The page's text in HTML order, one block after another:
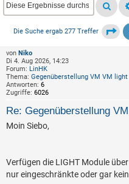
Die Suche ergab 277 Treffer
von Niko
Di 4. Aug 2026, 14:23
Forum: LinHK
Thema: Gegenüberstellung VM VM light
Antworten: 6
Zugriffe: 6026
Re: Gegenüberstellung
Moin Siebo,
Verfügen die LIGHT Module
nur eingeschränkte oder gar